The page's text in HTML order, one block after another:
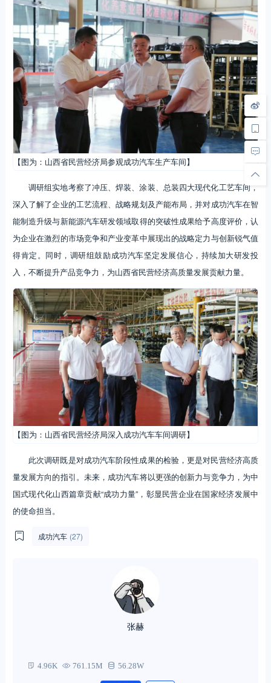
【图为：山西省民营经济局参观成功汽车生产车间】
调研组实地考察了冲压、焊装、涂装、总装四大现代化工艺车间，
深入了解了企业的工艺流程、战略规划及产能布局，并对成功汽车在智
能制造升级与新能源汽车研发领域取得的突破性成果给予高度评价，认
为企业在激烈的市场竞争和产业变革中展现出的战略定力与创新锐气值
得肯定。同时，调研组鼓励成功汽车坚定发展信心，持续加大研发投
入，不断提升产品竞争力，为山西省民营经济高质量发展贡献力量。
【图为：山西省民营经济局深入成功汽车车间调研】
此次调研既是对成功汽车阶段性成果的检验，更是对民营经济高质
量发展方向的指引。未来，成功汽车将以更强的创新力与竞争力，为中
国式现代化山西篇章贡献“成功力量”，彰显民营企业在国家经济发展中
的使命担当。
成功汽车 (27)
张赫
4.96K 761.15M 56.28W